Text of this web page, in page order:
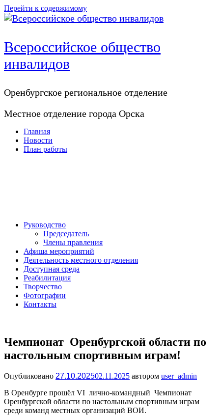
Перейти к содержимому
Всероссийское общество
инвалидов
Оренбургское регионaльное отделение
Местное отделение города Орска
Главная
Новости
План работы
Руководство
Председатель
Члены правления
Афиша мероприятий
Деятельность местного отделения
Доступная среда
Реабилитация
Творчество
Фотографии
Контакты
Чемпионат Оренбургской области по
настольным спортивным играм!
Опубликовано 27.10.202502.11.2025 автором user_admin
В Оренбурге прошёл VI лично-командный Чемпионат
Оренбургской области по настольным спортивным играм
среди команд местных организаций ВОИ.